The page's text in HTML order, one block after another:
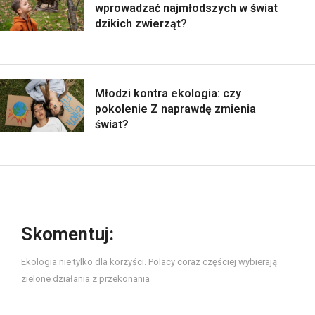
wprowadzać najmłodszych w świat
dzikich zwierząt?
Młodzi kontra ekologia: czy
pokolenie Z naprawdę zmienia
świat?
Skomentuj:
Ekologia nie tylko dla korzyści. Polacy coraz częściej wybierają
zielone działania z przekonania